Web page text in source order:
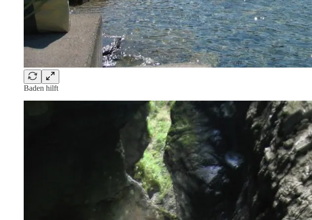
Baden hilft